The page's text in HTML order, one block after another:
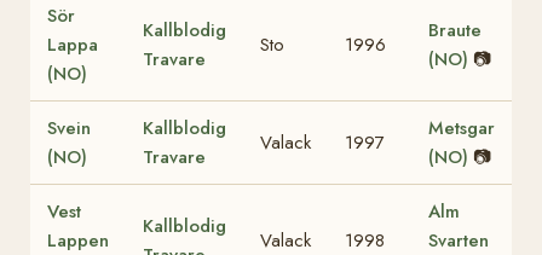
Sör
Lappa
(NO)
Kallblodig
Travare
Sto 1996
Braute
(NO) 📷
Svein
(NO)
Kallblodig
Travare
Valack 1997
Metsgar
(NO) 📷
Vest
Lappen
Kallblodig
Valack 1998
Alm
Svarten